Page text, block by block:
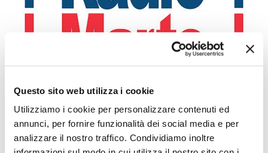
Questo sito web utilizza i cookie
Utilizziamo i cookie per personalizzare contenuti ed
annunci, per fornire funzionalità dei social media e per
analizzare il nostro traffico. Condividiamo inoltre
Leggi l'articolo